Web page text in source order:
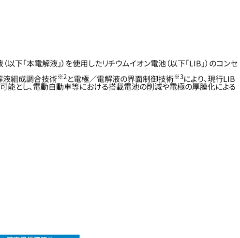
下「本電解液」）を使用したリチウムイオン電池（以下「LIB」）のコンセ
液組成調合技術※2 と電極／電解液の界面制御技術※3により、現行LIB
能とし、電動自動車等における搭載電池の削減や電極の厚膜化による